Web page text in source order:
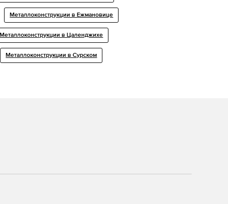
Металлоконструкции в Ежмановице
Металлоконструкции в Цаленджихе
Металлоконструкции в Сурском